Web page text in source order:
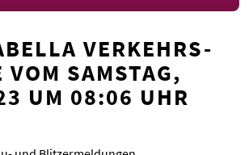
VERKEHRS-
VOM SAMSTAG,
UM 08:06 UHR